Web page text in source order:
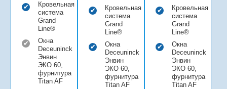
Кровельная
система
Grand
Line®
Окна
Deceuninck
Энвин
ЭКО 60,
фурнитура
Titan AF
Кровельная
система
Grand
Line®
Окна
Deceuninck
Энвин
ЭКО 60,
фурнитура
Titan AF
Кровельная
система
Grand
Line®
Окна
Deceuninck
Энвин
ЭКО 60,
фурнитура
Titan AF